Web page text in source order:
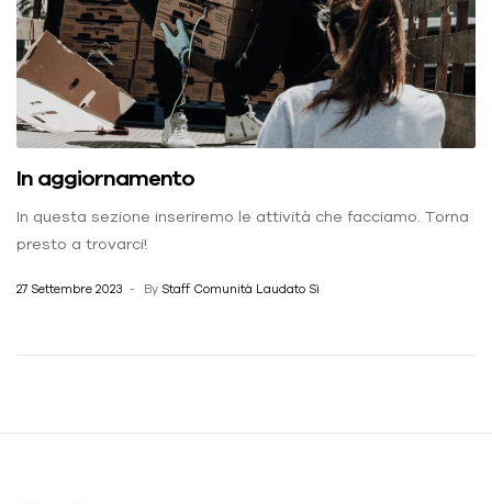
In aggiornamento
In questa sezione inseriremo le attività che facciamo. Torna
presto a trovarci!
27 Settembre 2023 By Staff Comunità Laudato Sì